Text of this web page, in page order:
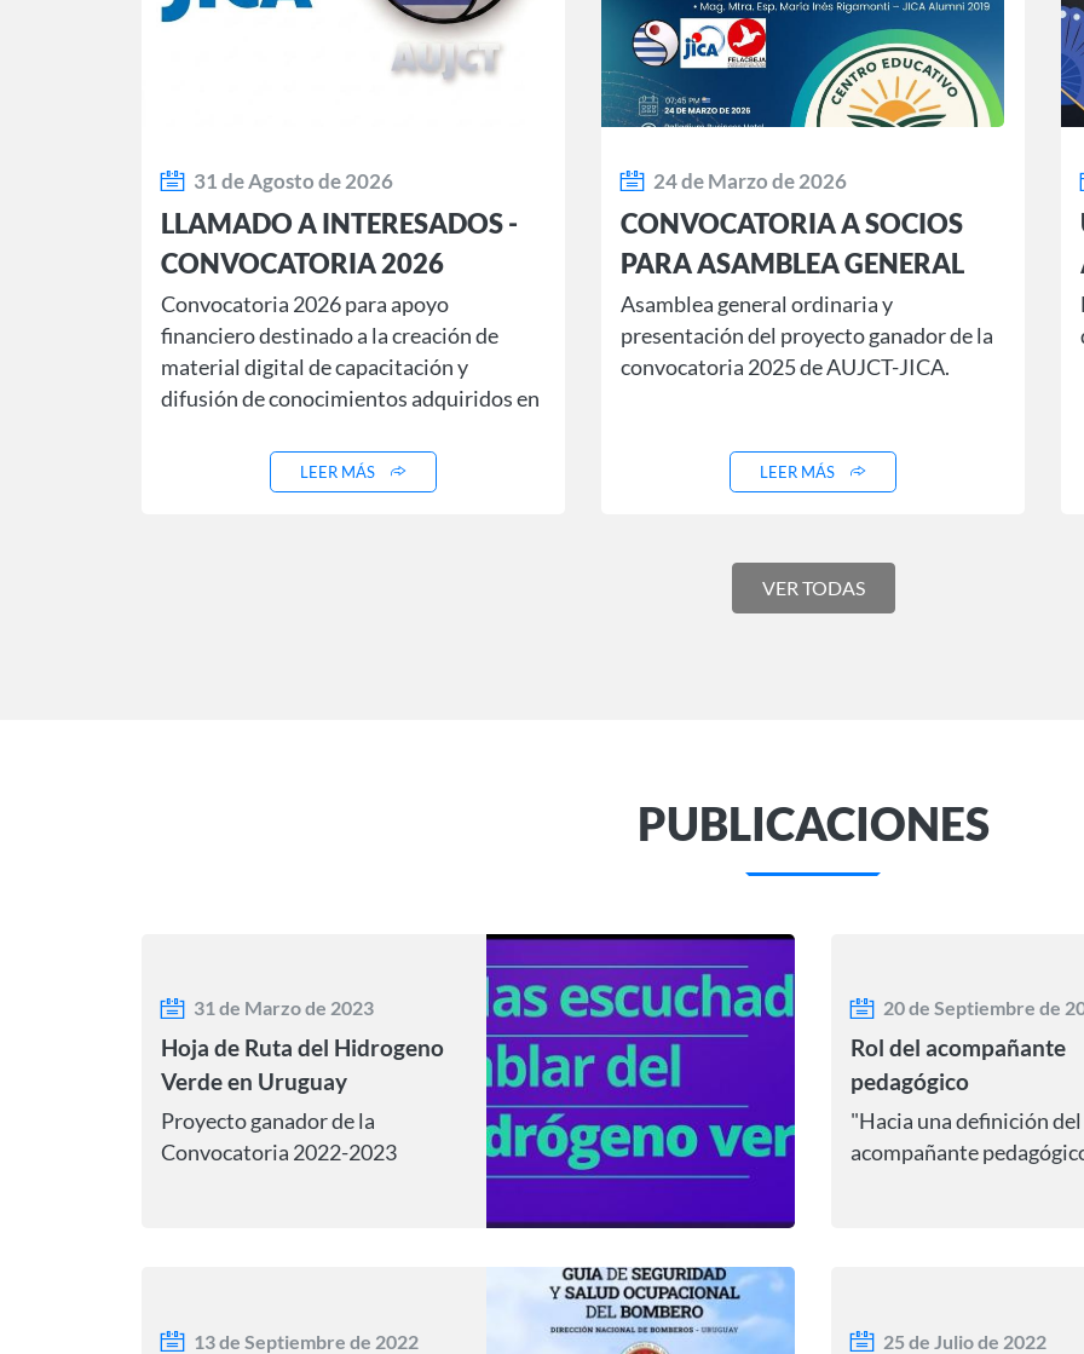
31 de Agosto de 2026
LLAMADO A INTERESADOS -
CONVOCATORIA 2026
Convocatoria 2026 para apoyo
financiero destinado a la creación de
material digital de capacitación y
difusión de conocimientos adquiridos en
LEER MÁS
24 de Marzo de 2026
CONVOCATORIA A SOCIOS
PARA ASAMBLEA GENERAL
ORDINARIA Y PRESENTACION
DE PROYECTO GANADOR
2025
Asamblea general ordinaria y
presentación del proyecto ganador de la
convocatoria 2025 de AUJCT-JICA.
LEER MÁS
VER TODAS
PUBLICACIONES
31 de Marzo de 2023
Hoja de Ruta del Hidrogeno
Verde en Uruguay
Proyecto ganador de la
Convocatoria 2022-2023
20 de Septiembre de
Rol del acompañante
pedagógico
"Hacia una definición
acompañante
13 de Septiembre de 2022 25 de Julio de 2022